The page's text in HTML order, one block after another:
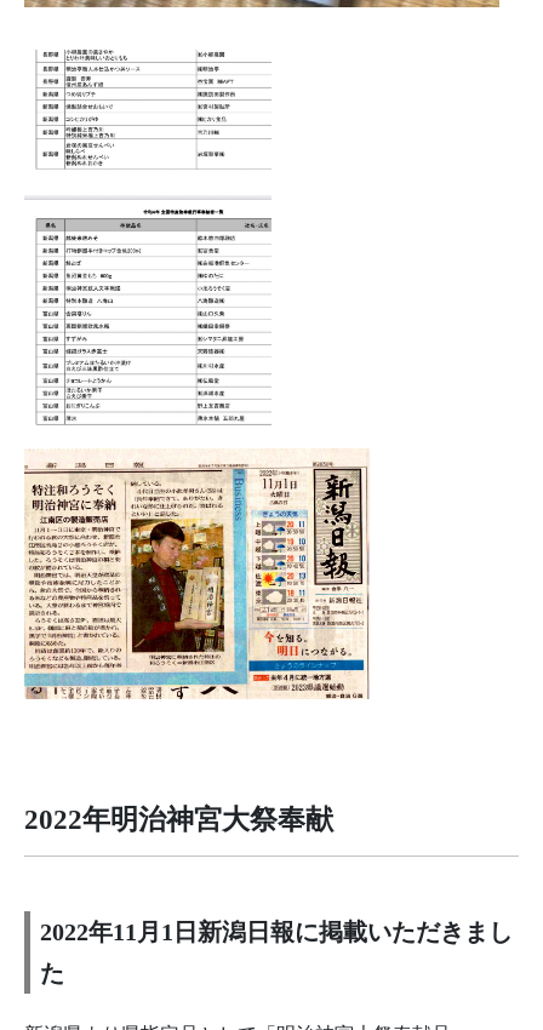
2022年明治神宮大祭奉献
2022年11月1日新潟日報に掲載いただきまし
た